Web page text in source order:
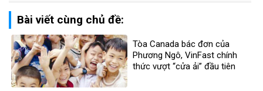
Bài viết cùng chủ đề:
Tòa Canada bác đơn của
Phương Ngô, VinFast chính
thức vượt “cửa ải” đầu tiên